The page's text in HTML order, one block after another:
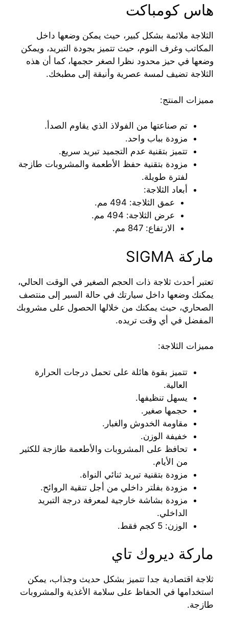
هاس كومباكت
الثلاجة ملائمة بشكل كبير، حيث يمكن وضعها داخل
المكاتب وغرف النوم، حيث تتميز بجودة التبريد، ويمكن
وضعها في حيز محدود نظرا لصغر حجمها، كما أن هذه
الثلاجة تضيف لمسة عصرية وأنيقة إلى مطبخك.
مميزات المنتج:
تم صناعتها من الفولاذ الذي يقاوم الصدأ.
مزودة بباب واحد.
تتميز بتقنية عدم التجميد تبريد سريع.
مزودة بتقنية حفظ الأطعمة والمشروبات طازجة
لفترة طويلة.
أبعاد الثلاجة:
عمق الثلاجة: 494 مم.
عرض الثلاجة: 494 مم.
الارتفاع: 847 مم.
ماركة SIGMA
تعتبر أحدث ثلاجة ذات الحجم الصغير في الوقت الحالي،
يمكنك وضعها داخل سيارتك في حالة السير إلى منتصف
الصحاري، حيث يمكنك من خلالها الحصول على مشروبك
المفضل في أي وقت تريده.
مميزات الثلاجة:
تتميز بقوة هائلة على تحمل درجات الحرارة
العالية.
يسهل تنظيفها.
حجمها صغير.
مقاومة الخدوش والغبار.
خفيفة الوزن.
تحافظ على المشروبات والأطعمة طازجة للكثير
من الأيام.
مزودة بتقنية تبريد ثنائي النواة.
مزودة بفلتر داخلي من أجل تنقية الروائح.
مزودة بشاشة خارجية لمعرفة درجة التبريد
الداخلي.
الوزن: 5 كجم فقط.
ماركة ديروك تاي
ثلاجة اقتصادية جدا تتميز بشكل حديث وجذاب، يمكن
استخدامها في الحفاظ على سلامة الأغذية والمشروبات
طازجة.